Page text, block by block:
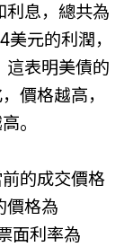
利息，總共為
元的利潤，
表明美債的
價格越高，
。
的成交價格
價格為
面利率為